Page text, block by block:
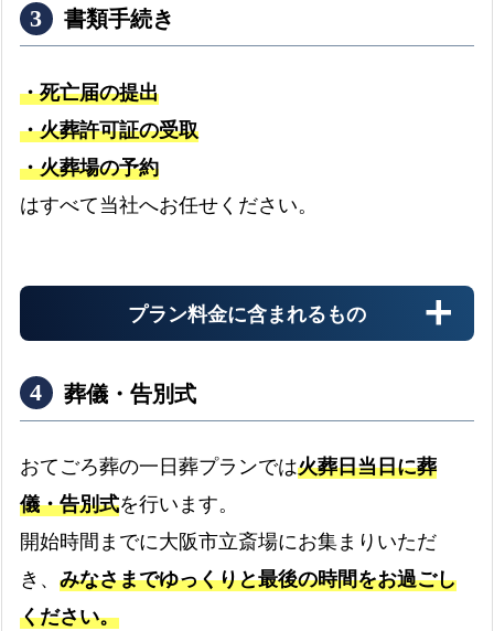
場
警察署
お迎え先からの搬送料金
安置料金
ドライアイス
最大3日分まで無料です
お棺
書類手続き
・死亡届の提出
・火葬許可証の受取
・火葬場の予約
はすべて当社へお任せください。
プラン料金に含まれるもの
書類手続き代行
書類手続きはすべて代行します
葬儀・告別式
おてごろ葬の一日葬プランでは火葬日当日に葬
儀・告別式を行います。
開始時間までに大阪市立斎場にお集まりいただ
き、 みなさまでゆっくりと最後の時間をお過ごし
ください。